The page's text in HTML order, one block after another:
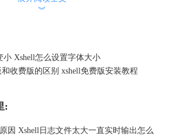
︾
小 Xshell怎么设置字体大小
和收费版的区别 xshell免费版安装教程
:
因 Xshell日志文件太大一直实时输出怎么